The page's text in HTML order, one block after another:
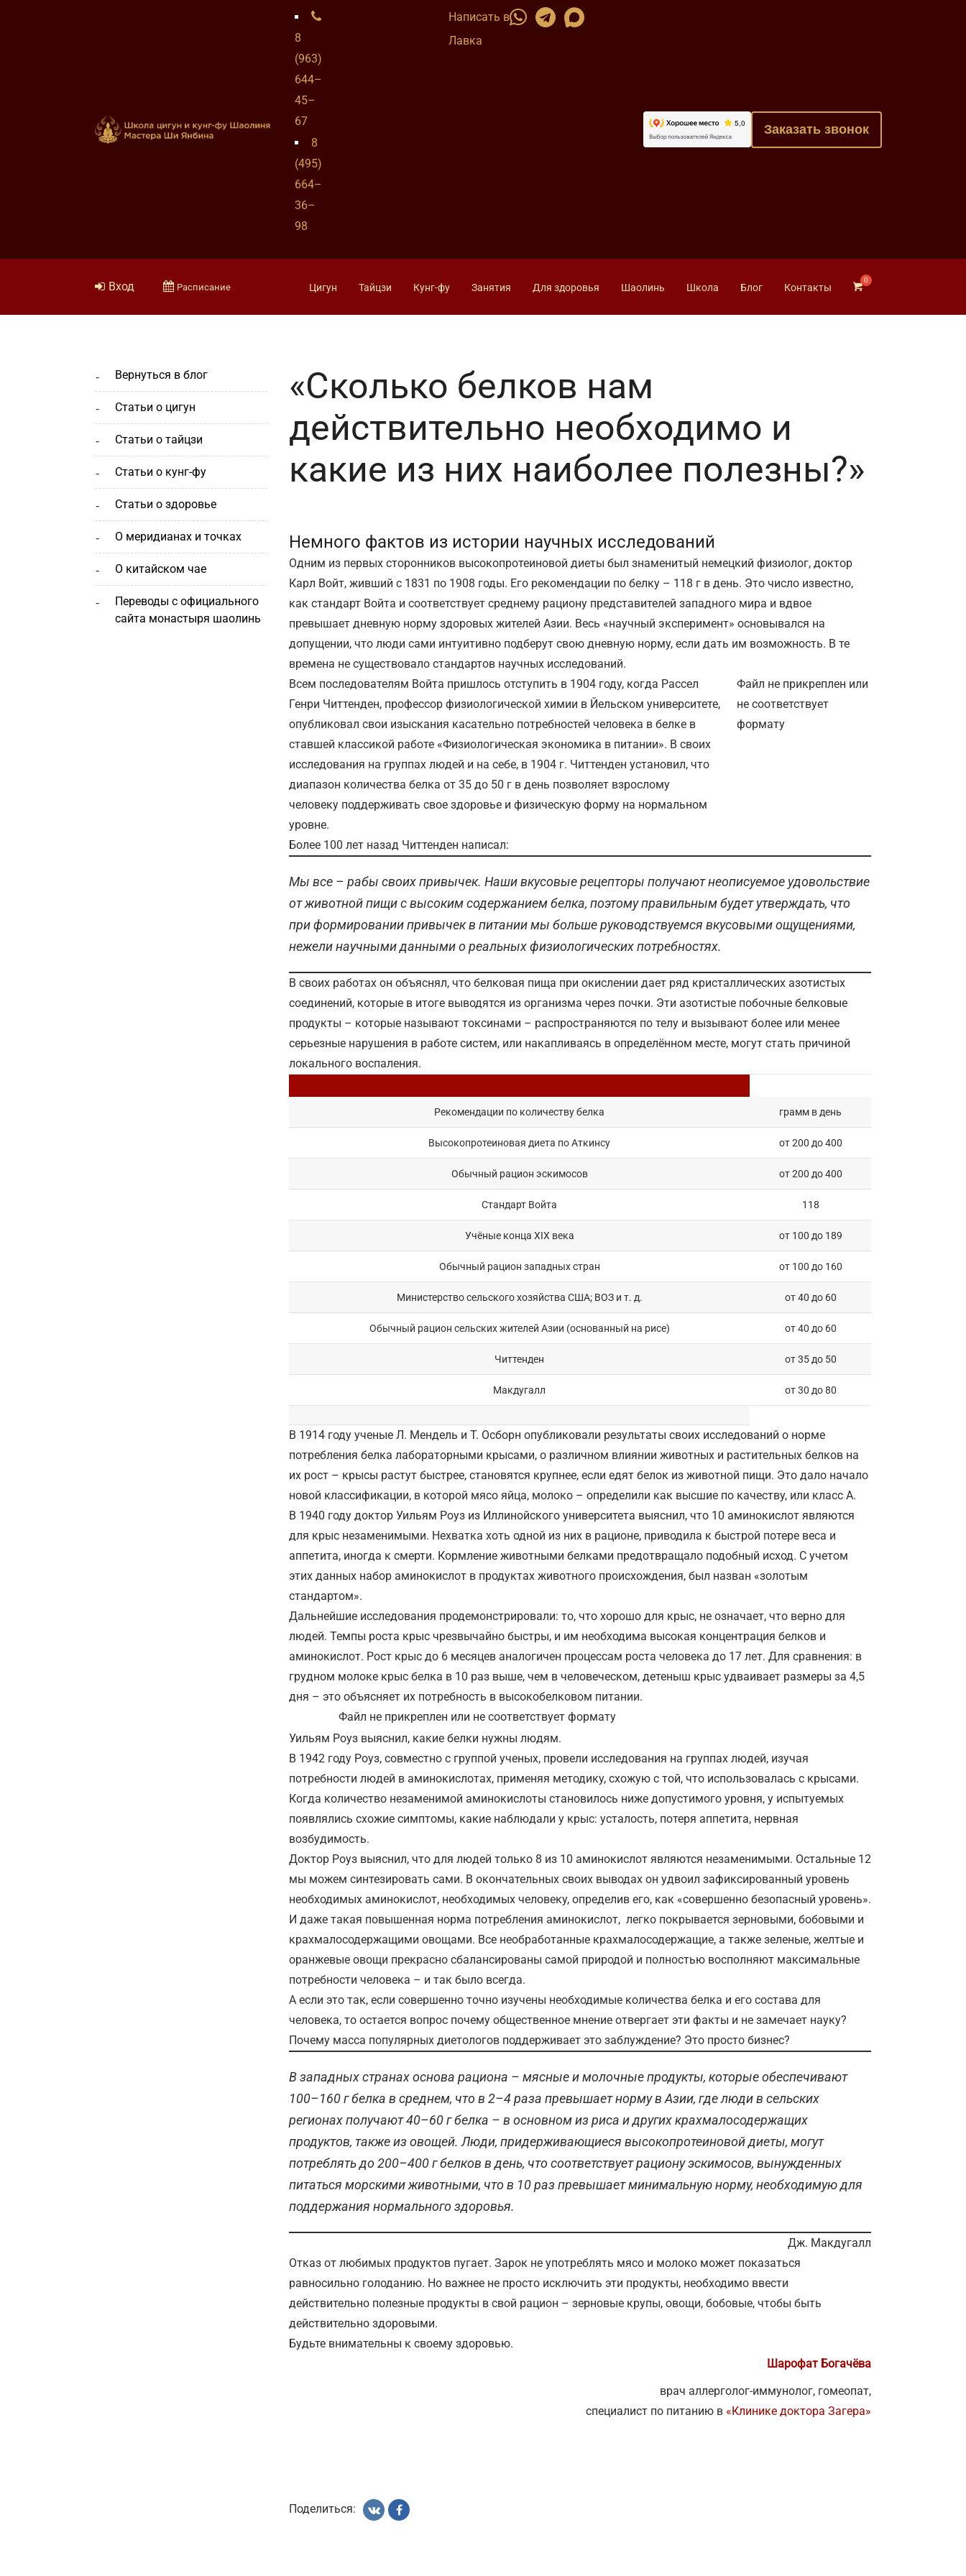
8
(963)
644–
45–
67
8
(495)
664–
36–
98
Написать в
Лавка
Заказать звонок
Вход Расписание Цигун Тайцзи Кунг-фу Занятия Для здоровья Шаолинь Школа Блог Контакты
вернуться в блог
статьи о цигун
статьи о тайцзи
статьи о кунг-фу
статьи о здоровье
о меридианах и точках
о китайском чае
переводы с официального
сайта монастыря шаолинь
«Сколько белков нам
действительно необходимо и
какие из них наиболее полезны?»
Немного фактов из истории научных исследований
Одним из первых сторонников высокопротеиновой диеты был знаменитый немецкий физиолог, доктор
Карл Войт, живший с 1831 по 1908 годы. Его рекомендации по белку – 118 г в день. Это число известно,
как стандарт Войта и соответствует среднему рациону представителей западного мира и вдвое
превышает дневную норму здоровых жителей Азии. Весь «научный эксперимент» основывался на
допущении, что люди сами интуитивно подберут свою дневную норму, если дать им возможность. В те
времена не существовало стандартов научных исследований.
Всем последователям Войта пришлось отступить в 1904 году, когда Рассел
Генри Читтенден, профессор физиологической химии в Йельском университете,
опубликовал свои изыскания касательно потребностей человека в белке в
ставшей классикой работе «Физиологическая экономика в питании». В своих
исследования на группах людей и на себе, в 1904 г. Читтенден установил, что
диапазон количества белка от 35 до 50 г в день позволяет взрослому
человеку поддерживать свое здоровье и физическую форму на нормальном
уровне.
Более 100 лет назад Читтенден написал:
Файл не прикреплен или
не соответствует
формату
Мы все – рабы своих привычек. Наши вкусовые рецепторы получают неописуемое удовольствие
от животной пищи с высоким содержанием белка, поэтому правильным будет утверждать, что
при формировании привычек в питании мы больше руководствуемся вкусовыми ощущениями,
нежели научными данными о реальных физиологических потребностях.
В своих работах он объяснял, что белковая пища при окислении дает ряд кристаллических азотистых
соединений, которые в итоге выводятся из организма через почки. Эти азотистые побочные белковые
продукты – которые называют токсинами – распространяются по телу и вызывают более или менее
серьезные нарушения в работе систем, или накапливаясь в определённом месте, могут стать причиной
локального воспаления.
Рекомендации по количеству белка грамм в день
Высокопротеиновая диета по Аткинсу от 200 до 400
Обычный рацион эскимосов от 200 до 400
Стандарт Войта 118
Учёные конца XIX века от 100 до 189
Обычный рацион западных стран от 100 до 160
Министерство сельского хозяйства США; ВОЗ и т. д. от 40 до 60
Обычный рацион сельских жителей Азии (основанный на рисе) от 40 до 60
Читтенден от 35 до 50
Макдугалл от 30 до 80
В 1914 году ученые Л. Мендель и Т. Осборн опубликовали результаты своих исследований о норме
потребления белка лабораторными крысами, о различном влиянии животных и растительных белков на
их рост – крысы растут быстрее, становятся крупнее, если едят белок из животной пищи. Это дало начало
новой классификации, в которой мясо яйца, молоко – определили как высшие по качеству, или класс А.
В 1940 году доктор Уильям Роуз из Иллинойского университета выяснил, что 10 аминокислот являются
для крыс незаменимыми. Нехватка хоть одной из них в рационе, приводила к быстрой потере веса и
аппетита, иногда к смерти. Кормление животными белками предотвращало подобный исход. С учетом
этих данных набор аминокислот в продуктах животного происхождения, был назван «золотым
стандартом».
Дальнейшие исследования продемонстрировали: то, что хорошо для крыс, не означает, что верно для
людей. Темпы роста крыс чрезвычайно быстры, и им необходима высокая концентрация белков и
аминокислот. Рост крыс до 6 месяцев аналогичен процессам роста человека до 17 лет. Для сравнения: в
грудном молоке крыс белка в 10 раз выше, чем в человеческом, детеныш крыс удваивает размеры за 4,5
дня – это объясняет их потребность в высокобелковом питании.
Файл не прикреплен или не соответствует формату
Уильям Роуз выяснил, какие белки нужны людям.
В 1942 году Роуз, совместно с группой ученых, провели исследования на группах людей, изучая
потребности людей в аминокислотах, применяя методику, схожую с той, что использовалась с крысами.
Когда количество незаменимой аминокислоты становилось ниже допустимого уровня, у испытуемых
появлялись схожие симптомы, какие наблюдали у крыс: усталость, потеря аппетита, нервная
возбудимость.
Доктор Роуз выяснил, что для людей только 8 из 10 аминокислот являются незаменимыми. Остальные 12
мы можем синтезировать сами. В окончательных своих выводах он удвоил зафиксированный уровень
необходимых аминокислот, необходимых человеку, определив его, как «совершенно безопасный уровень».
И даже такая повышенная норма потребления аминокислот, легко покрывается зерновыми, бобовыми и
крахмалосодержащими овощами. Все необработанные крахмалосодержащие, а также зеленые, желтые и
оранжевые овощи прекрасно сбалансированы самой природой и полностью восполняют максимальные
потребности человека – и так было всегда.
А если это так, если совершенно точно изучены необходимые количества белка и его состава для
человека, то остается вопрос почему общественное мнение отвергает эти факты и не замечает науку?
Почему масса популярных диетологов поддерживает это заблуждение? Это просто бизнес?
В западных странах основа рациона – мясные и молочные продукты, которые обеспечивают
100–160 г белка в среднем, что в 2–4 раза превышает норму в Азии, где люди в сельских
регионах получают 40–60 г белка – в основном из риса и других крахмалосодержащих
продуктов, также из овощей. Люди, придерживающиеся высокопротеиновой диеты, могут
потреблять до 200–400 г белков в день, что соответствует рациону эскимосов, вынужденных
питаться морскими животными, что в 10 раз превышает минимальную норму, необходимую для
поддержания нормального здоровья.
Дж. Макдугалл
Отказ от любимых продуктов пугает. Зарок не употреблять мясо и молоко может показаться
равносильно голоданию. Но важнее не просто исключить эти продукты, необходимо ввести
действительно полезные продукты в свой рацион – зерновые крупы, овощи, бобовые, чтобы быть
действительно здоровыми.
Будьте внимательны к своему здоровью.
Шарофат Богачёва
врач аллерголог-иммунолог, гомеопат,
специалист по питанию в «Клинике доктора Загера»
Поделиться: